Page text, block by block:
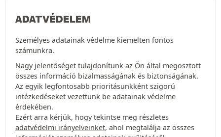
ADATVÉDELEM
Személyes adatainak védelme kiemelten fontos
számunkra.
Nagy jelentőséget tulajdonítunk az Ön által megosztott
összes információ bizalmasságának és biztonságának.
Az egyik legfontosabb prioritásunkként szigorú
intézkedéseket vezettünk be adatainak védelme
érdekében.
Ezért arra kérjük, hogy tekintse meg részletes
adatvédelmi irányelveinket, ahol megtalálja az összes